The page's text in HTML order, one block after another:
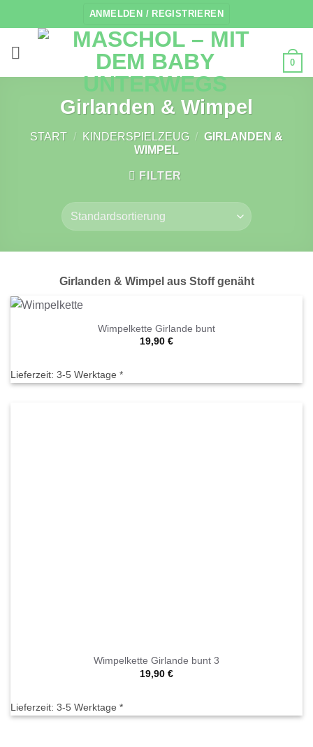
Inhalt
springen
ANMELDEN / REGISTRIEREN
0
Girlanden & Wimpel
START / KINDERSPIELZEUG / GIRLANDEN &
WIMPEL
FILTER
Girlanden & Wimpel aus Stoff genäht
Wimpelkette Girlande bunt
19,90 €
Lieferzeit: 3-5 Werktage *
Wimpelkette Girlande bunt 3
19,90 €
Lieferzeit: 3-5 Werktage *